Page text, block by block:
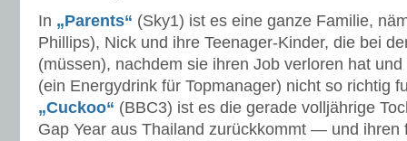
In „Parents“ (Sky1) ist es eine ganze Familie,
Phillips), Nick und ihre Teenager-Kinder, die bei
(müssen), nachdem sie ihren Job verloren hat
(ein Energydrink für Topmanager) nicht so richtig
„Cuckoo“ (BBC3) ist es die gerade volljährige
Gap Year aus Thailand zurückkommt — und ihren